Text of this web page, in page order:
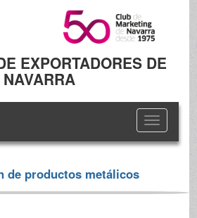
EXPORTADORES DE
NAVARRA
Toggle
navigation
de productos metálicos